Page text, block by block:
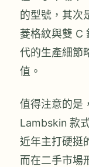
的型號，其次
菱格紋與雙 C
代的生產細節
值。
值得注意的是
Lambskin 款
近年主打硬挺
而在二手市場